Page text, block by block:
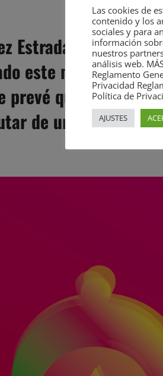
Estrada y la
este martes las
prevé que la ciudad
de un amplio
Las cookies de
contenido y los
sociales y para
información
nuestros
análisis web.
Reglamento
Privacidad
Política de
AJUSTES